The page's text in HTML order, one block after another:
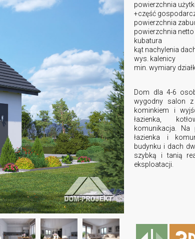
powierzchnia
+część
powierzchnia
powierzchnia netto
kubatura
kąt nachylenia
wys. kalenicy
min. wymiary
Dom dla 4-6
wygodny salon z
kominkiem i
łazienka,
komunikacja. Na
łazienka i
budynku i dach
szybką i tanią
eksploatacji.